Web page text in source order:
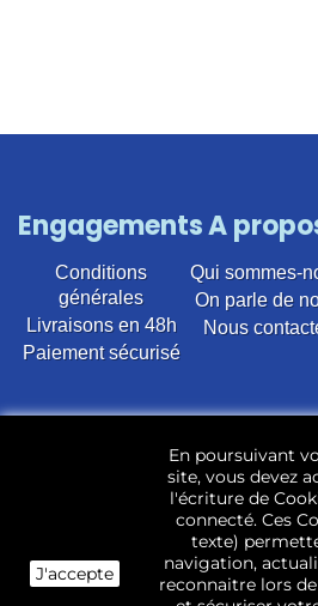
Engagements
Conditions
générales
Livraisons en 48h
Paiement sécurisé
A
Qui sommes-
On parle de
Nous
d’occasion pour toutes
22 400 références (Lave-
vaisselle, Micro-ondes, Fours,
cuisson, Réfrigérateurs,
Télévisions, LCD,
Les pièces d’occasion sont
J'accepte
En poursuivant
site, vous devez
l'écriture de
connecté. Ces
texte)
navigation,
reconnaitre lors